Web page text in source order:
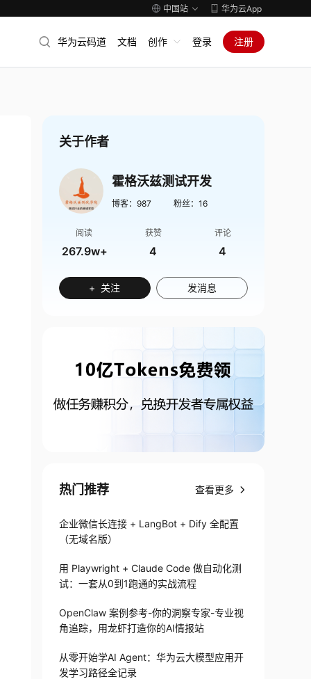
中国站 华为云App
华为云码道 文档 创作 登录 注册
关于作者
霍格沃兹测试开发
博客： 987 粉丝： 16
阅读
267.9w+
获赞
4
评论
4
+ 关注 发消息
热门推荐 查看更多
企业微信长连接 + LangBot + Dify 全配置
（无域名版）
用 Playwright + Claude Code 做自动化测
试：一套从0到1跑通的实战流程
OpenClaw 案例参考-你的洞察专家-专业视
角追踪，用龙虾打造你的AI情报站
从零开始学AI Agent：华为云大模型应用开
发学习路径全记录